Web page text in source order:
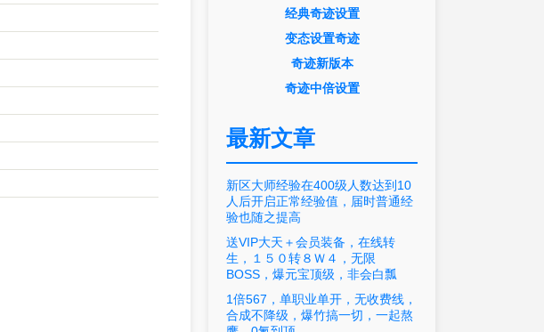
经典奇迹设置
变态设置奇迹
奇迹新版本
奇迹中倍设置
最新文章
新区大师经验在400级人数达到10
人后开启正常经验值，届时普通经
验也随之提高
送VIP大天＋会员装备，在线转
生，１５０转８Ｗ４，无限
BOSS，爆元宝顶级，非会白瓢
1倍567，单职业单开，无收费线，
合成不降级，爆竹搞一切，一起熬